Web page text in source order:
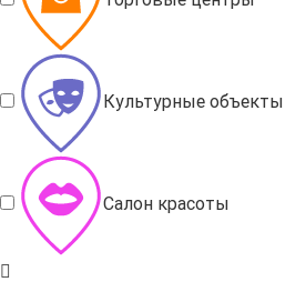
Культурные объекты
Салон красоты